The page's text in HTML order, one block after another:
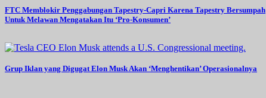
FTC Memblokir Penggabungan Tapestry-Capri Karena Tapestry Bersumpah
Untuk Melawan Mengatakan Itu ‘Pro-Konsumen’
Grup Iklan yang Digugat Elon Musk Akan ‘Menghentikan’ Operasionalnya